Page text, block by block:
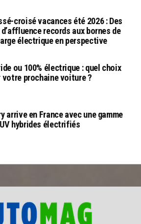
croisé vacances été 2026 : Des
records aux bornes de
électrique en perspective
ou 100% électrique : quel choix
votre prochaine voiture ?
arrive en France avec une gamme
hybrides électrifiés